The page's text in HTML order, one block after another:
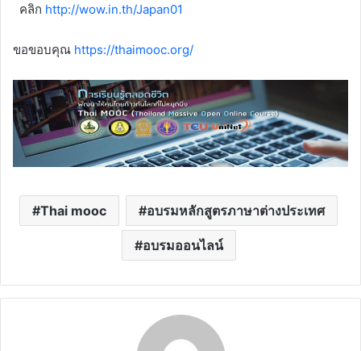
คลิก http://wow.in.th/Japan01
ขอขอบคุณ https://thaimooc.org/
Thai mooc อบรมหลักสูตรภาษาต่างประเทศ
อบรมออนไลน์